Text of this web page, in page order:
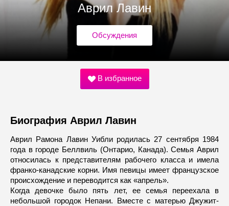
Аврил Лавин
Обсуждения
В избранное
Биография Аврил Лавин
Аврил Рамона Лавин Уибли родилась 27 сентября 1984
года в городе Беллвиль (Онтарио, Канада). Семья Аврил
относилась к представителям рабочего класса и имела
франко-канадские корни. Имя певицы имеет французское
происхождение и переводится как «апрель».
Когда девочке было пять лет, ее семья переехала в
небольшой городок Непани. Вместе с матерью Джужит-